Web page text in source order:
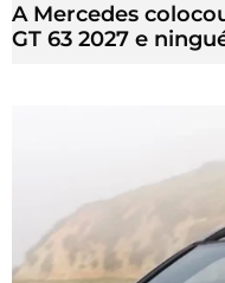
A Mercedes
GT 63 2027 e